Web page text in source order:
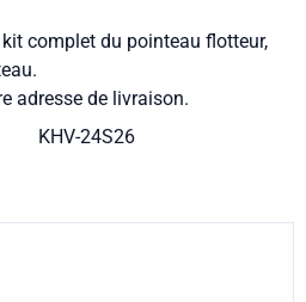
complet du pointeau flotteur,
adresse de livraison.
KHV-24S26